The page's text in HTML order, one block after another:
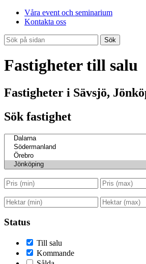
Våra event och seminarium
Kontakta oss
Sök
Fastigheter till salu
Fastigheter i Sävsjö,
Sök fastighet
Status
Till salu
Kommande